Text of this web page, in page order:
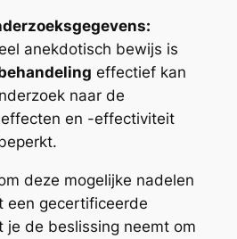
anekdotisch bewijs is
effectief kan
naar de
en -effectiviteit
deze mogelijke nadelen
een gecertificeerde
je de beslissing neemt om